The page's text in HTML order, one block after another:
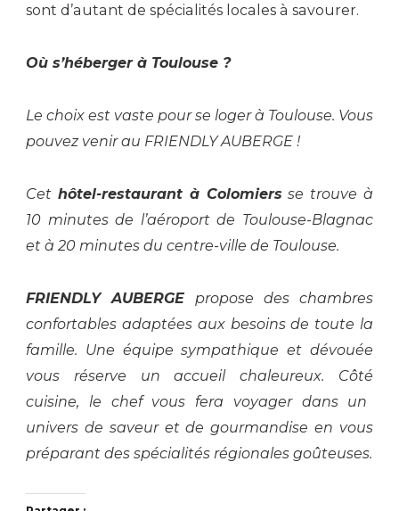
sont d’autant de spécialités locales à savourer.
Où s’héberger à Toulouse ?
Le choix est vaste pour se loger à Toulouse. Vous
pouvez venirau FRIENDLY AUBERGE !
Cet hôtel-restaurant à Colomiers se trouveà
10 minutes de l’aéroport de Toulouse-Blagnac
et à 20 minutes du centre-ville de Toulouse.
FRIENDLY AUBERGE propose des chambres
confortables adaptées aux besoins de toute la
famille. Une équipe sympathique et dévouée
vous réserve un accueil chaleureux. Côté
cuisine, le chef vous fera voyager dans un
univers de saveur et de gourmandise en vous
préparant des spécialités régionales goûteuses.